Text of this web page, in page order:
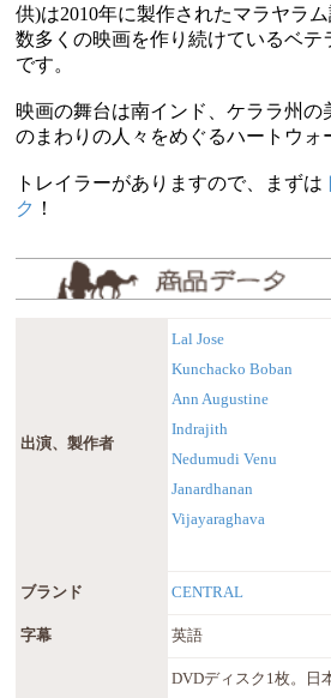
供)は2010年に製作されたマラヤラ
数多くの映画を作り続けているベテ
です。
映画の舞台は南インド、ケララ州の
のまわりの人々をめぐるハートウォ
トレイラーがありますので、まずは
ク ！
出演、製作者
Lal Jose
Kunchacko Boban
Ann Augustine
Indrajith
Nedumudi Venu
Janardhanan
Vijayaraghava
ブランド CENTRAL
字幕 英語
DVDディスク1枚。日